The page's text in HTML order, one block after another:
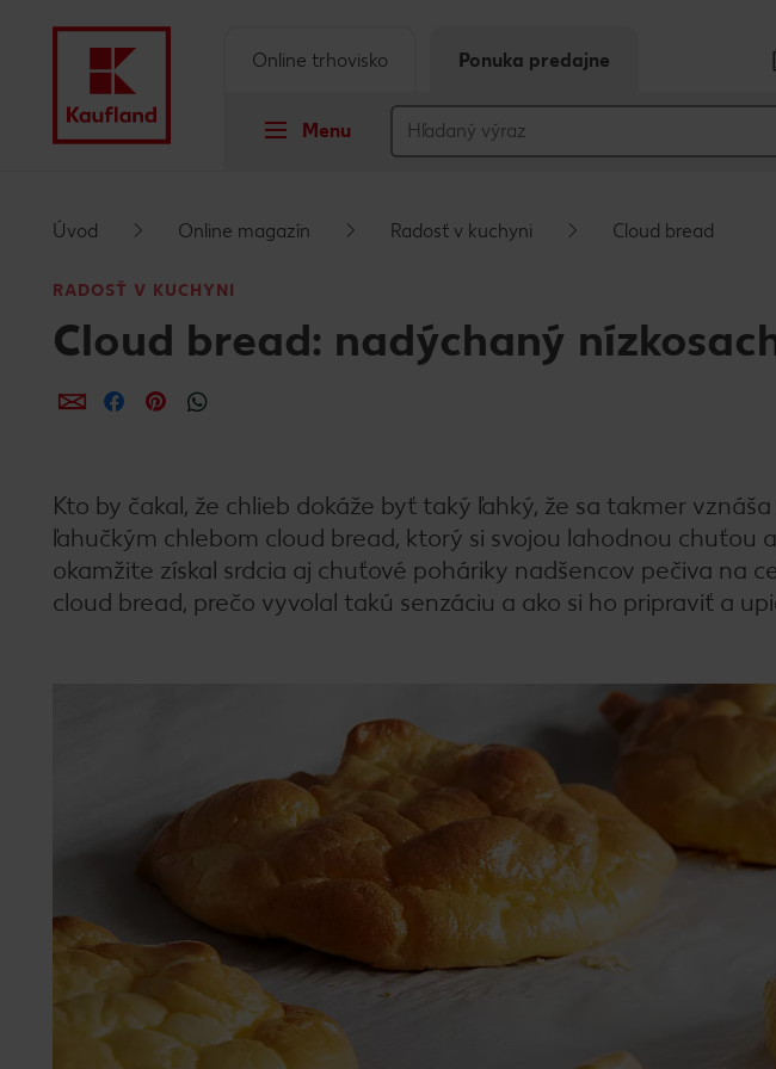
Päta
Vyskakovací bočný panel
Menu
Online trhovisko Ponuka predajne
Úvod Online magazín Radosť v kuchyni Cloud bread
RADOSŤ V KUCHYNI
Cloud bread: nadýchaný
ZdieľaťZdieľaťZdieľať
Kto by čakal, že chlieb dokáže byť taký ľahký, že sa takmer
ľahučkým chlebom cloud bread, ktorý si svojou lahodnou chuťou
okamžite získal srdcia aj chuťové poháriky nadšencov pečiva na
cloud bread, prečo vyvolal takú senzáciu a ako si ho pripraviť a